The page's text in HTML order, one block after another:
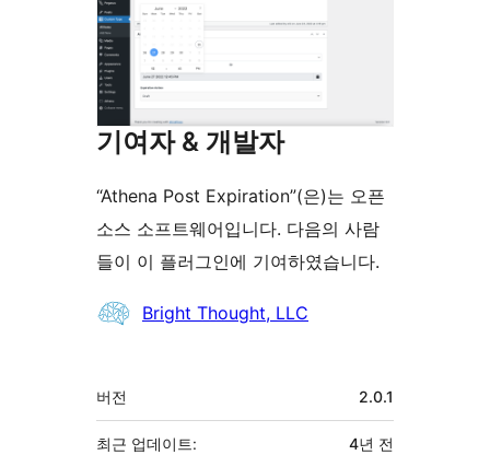
기여자 & 개발자
“Athena Post Expiration”(은)는 오픈
소스 소프트웨어입니다. 다음의 사람
들이 이 플러그인에 기여하였습니다.
기
Bright Thought, LLC
기
초
버전 2.0.1
최근 업데이트: 4년 전